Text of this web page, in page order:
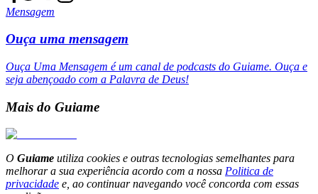
Mensagem
Ouça uma mensagem
Ouça Uma Mensagem é um canal de podcasts do Guiame. Ouça e
seja abençoado com a Palavra de Deus!
Mais do Guiame
O Guiame utiliza cookies e outras tecnologias semelhantes para
melhorar a sua experiência acordo com a nossa Politica de
privacidade e, ao continuar navegando você concorda com essas